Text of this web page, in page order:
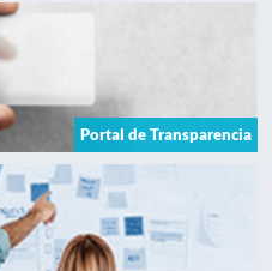
Portal de Transparencia